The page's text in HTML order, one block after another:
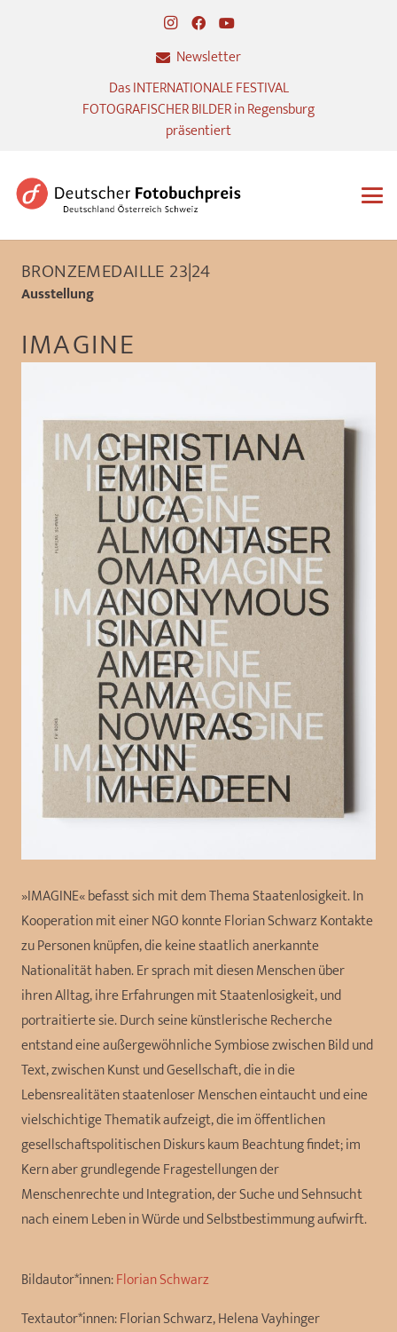
Newsletter
Das INTERNATIONALE FESTIVAL
FOTOGRAFISCHER BILDER in Regensburg
präsentiert
BRONZEMEDAILLE 23|24
Ausstellung
IMAGINE
»IMAGINE« befasst sich mit dem Thema Staatenlosigkeit. In
Kooperation mit einer NGO konnte Florian Schwarz Kontakte
zu Personen knüpfen, die keine staatlich anerkannte
Nationalität haben. Er sprach mit diesen Menschen über
ihren Alltag, ihre Erfahrungen mit Staatenlosigkeit, und
portraitierte sie. Durch seine künstlerische Recherche
entstand eine außergewöhnliche Symbiose zwischen Bild und
Text, zwischen Kunst und Gesellschaft, die in die
Lebensrealitäten staatenloser Menschen eintaucht und eine
vielschichtige Thematik aufzeigt, die im öffentlichen
gesellschaftspolitischen Diskurs kaum Beachtung findet; im
Kern aber grundlegende Fragestellungen der
Menschenrechte und Integration, der Suche und Sehnsucht
nach einem Leben in Würde und Selbstbestimmung aufwirft.
Bildautor*innen:Florian Schwarz
Textautor*innen:Florian Schwarz, Helena Vayhinger